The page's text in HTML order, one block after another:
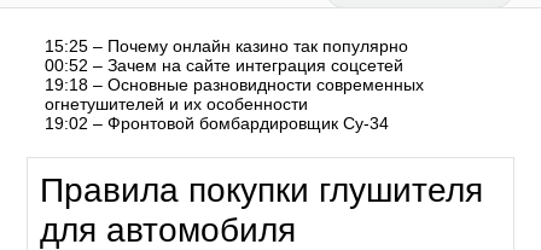
15:25 – Почему онлайн казино так популярно
00:52 – Зачем на сайте интеграция соцсетей
19:18 – Основные разновидности современных
огнетушителей и их особенности
19:02 – Фронтовой бомбардировщик Су-34
Правила покупки глушителя
для автомобиля